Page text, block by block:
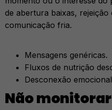
de abertura baixas, rejeição
comunicação fria.
Mensagens genéricas.
Fluxos de nutrição
Desconexão
Não monitorar